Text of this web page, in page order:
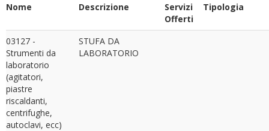
Nome Descrizione
Servizi
Offerti
Tipologia
03127 -
Strumenti da
laboratorio
(agitatori,
piastre
riscaldanti,
centrifughe,
autoclavi, ecc)
STUFA DA
LABORATORIO